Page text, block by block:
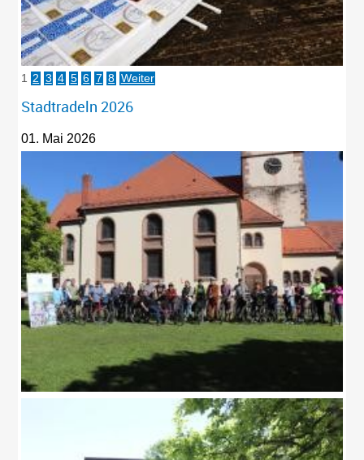
1 2 3 4 5 6 7 8 Weiter
Stadtradeln 2026
01. Mai 2026